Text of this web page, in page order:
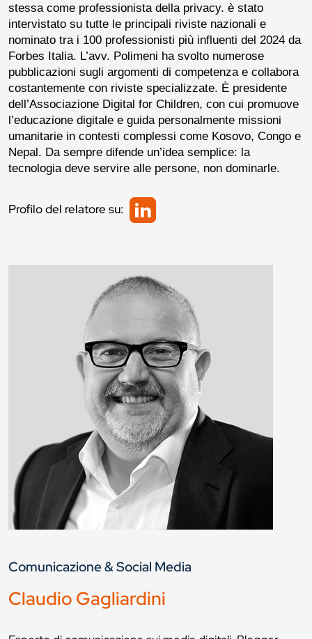
stessa come professionista della privacy. è stato
intervistato su tutte le principali riviste nazionali e
nominato tra i 100 professionisti più influenti del 2024 da
Forbes Italia. L’avv. Polimeni ha svolto numerose
pubblicazioni sugli argomenti di competenza e collabora
costantemente con riviste specializzate. È presidente
dell’Associazione Digital for Children, con cui promuove
l’educazione digitale e guida personalmente missioni
umanitarie in contesti complessi come Kosovo, Congo e
Nepal. Da sempre difende un’idea semplice: la
tecnologia deve servire alle persone, non dominarle.
Profilo del relatore su:
Comunicazione & Social Media
Claudio Gagliardini